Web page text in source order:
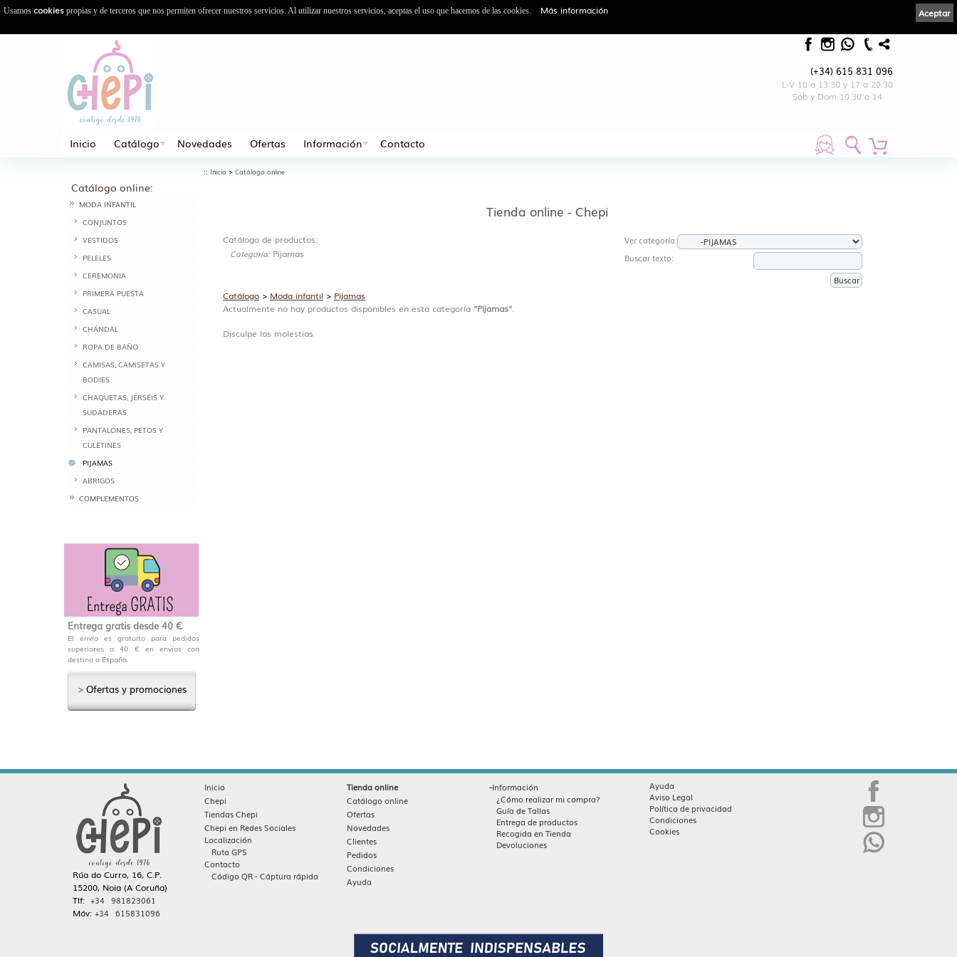
(+34) 615 831 096
L-V 10 a 13:30 y 17 a 20:30
Sáb y Dom 10:30 a 14
Inicio Catálogo Novedades Ofertas Información Contacto
Catálogo online:
MODA INFANTIL
CONJUNTOS
VESTIDOS
PELELES
CEREMONIA
PRIMERA PUESTA
CASUAL
CHÁNDAL
ROPA DE BAÑO
CAMISAS, CAMISETAS Y
BODIES
CHAQUETAS, JERSÉIS Y
SUDADERAS
PANTALONES, PETOS Y
CULETINES
PIJAMAS
ABRIGOS
COMPLEMENTOS
Entrega gratis desde 40 €
El envío es gratuíto para pedidos
superiores a 40 € en envíos con
destino a España.
> Ofertas y promociones
:: Inicio > Catálogo online
Tienda online - Chepi
Catálogo de productos:
Categoría:Pijamas
Ver categoría:
Buscar texto:
Catálogo > Moda infantil > Pijamas
Actualmente no hay productos disponibles en esta categoría "Pijamas".
Disculpe las molestias
Rúa do Curro, 16, C.P.
15200, Noia (A Coruña)
Tlf: +34 981823061
Móv: +34 615831096
Inicio
Chepi
Tiendas Chepi
Chepi en Redes Sociales
Localización
Ruta GPS
Contacto
Código QR - Cáptura rápida
Tienda online
Catálogo online
Ofertas
Novedades
Clientes
Pedidos
Condiciones
Ayuda
-Información
¿Cómo realizar mi compra?
Guía de Tallas
Entrega de productos
Recogida en Tienda
Devoluciones
Ayuda
Aviso Legal
Política de privacidad
Condiciones
Cookies
Aceptar
Usamos cookies propias y de terceros que nos permiten ofrecer nuestros servicios. Al utilizar nuestros servicios, aceptas el uso que hacemos de las cookies. Más información